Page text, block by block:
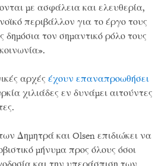
με ασφάλεια και ελευθερία,
περιβάλλον για το έργο τους
δημόσια τον σημαντικό ρόλο τους
αρχές έχουν επαναπροωθήσει
χιλιάδες εν δυνάμει αιτούντες
Δημητρά και Olsen επιδιώκει να
μήνυμα προς όλους όσοι